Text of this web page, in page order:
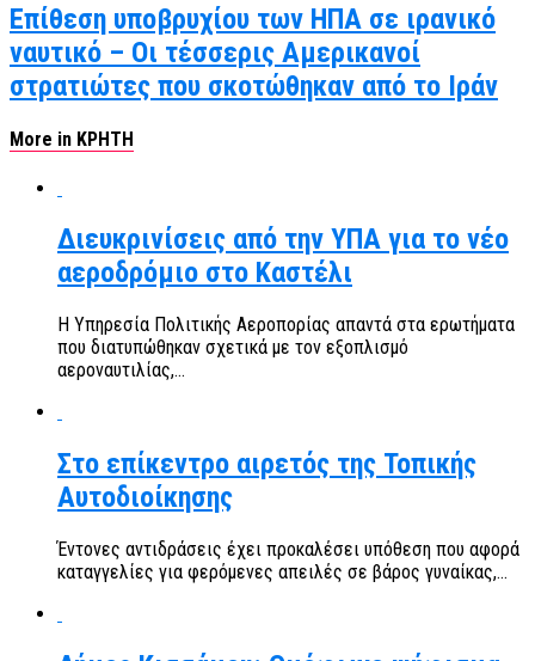
Επίθεση υποβρυχίου των ΗΠΑ σε ιρανικό
ναυτικό – Οι τέσσερις Αμερικανοί
στρατιώτες που σκοτώθηκαν από το Ιράν
More in ΚΡΗΤΗ
Διευκρινίσεις από την ΥΠΑ για το νέο
αεροδρόμιο στο Καστέλι
Η Υπηρεσία Πολιτικής Αεροπορίας απαντά στα ερωτήματα
που διατυπώθηκαν σχετικά με τον εξοπλισμό
αεροναυτιλίας,...
Στο επίκεντρο αιρετός της Τοπικής
Αυτοδιοίκησης
Έντονες αντιδράσεις έχει προκαλέσει υπόθεση που αφορά
καταγγελίες για φερόμενες απειλές σε βάρος γυναίκας,...